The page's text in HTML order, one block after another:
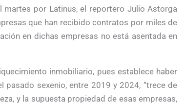
martes por Latinus, el reportero Julio Astorga
que han recibido contratos por miles de
en dichas empresas no está asentada en
inmobiliario, pues establece haber
sexenio, entre 2019 y 2024, “trece de
y la supuesta propiedad de esas empresas,